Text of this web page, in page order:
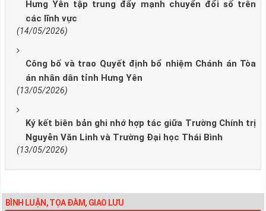
Hưng Yên tập trung đẩy mạnh chuyển đổi số trên
các lĩnh vực
(14/05/2026)
Công bố và trao Quyết định bổ nhiệm Chánh án Tòa
án nhân dân tỉnh Hưng Yên
(13/05/2026)
Ký kết biên bản ghi nhớ hợp tác giữa Trường Chính trị
Nguyễn Văn Linh và Trường Đại học Thái Bình
(13/05/2026)
BÌNH LUẬN, TỌA ĐÀM, GIAO LƯU